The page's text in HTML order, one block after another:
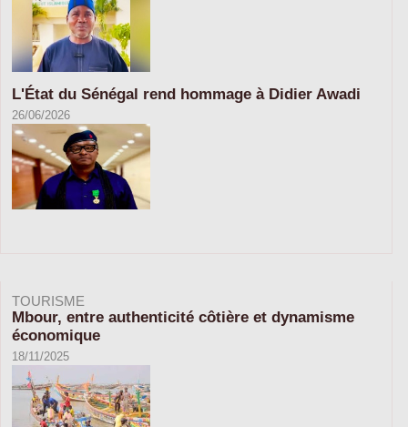
L'État du Sénégal rend hommage à Didier Awadi
26/06/2026
TOURISME
Mbour, entre authenticité côtière et dynamisme
économique
18/11/2025